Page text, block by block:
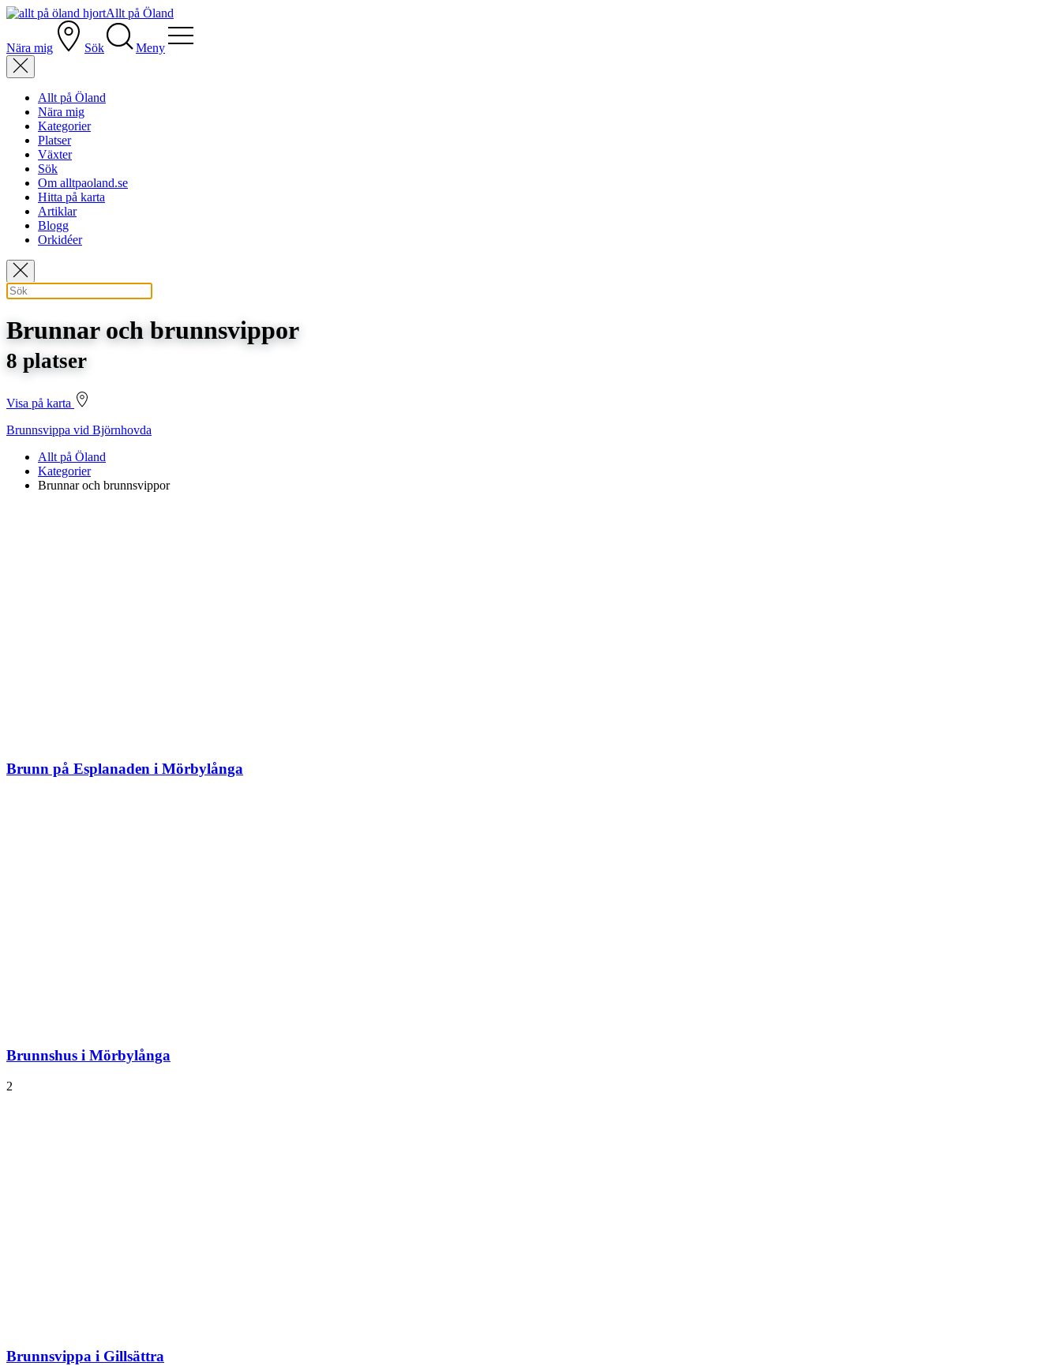
Allt på Öland
Nära mig Sök Meny
Allt på Öland
Nära mig
Kategorier
Platser
Växter
Sök
Om alltpaoland.se
Hitta på karta
Artiklar
Blogg
Orkidéer
Brunnar och brunnsvippor
8 platser
Visa på karta
Brunnsvippa vid Björnhovda
Allt på Öland
Kategorier
Brunnar och brunnsvippor
Brunn på Esplanaden i Mörbylånga
Brunnshus i Mörbylånga
2
Brunnsvippa i Gillsättra